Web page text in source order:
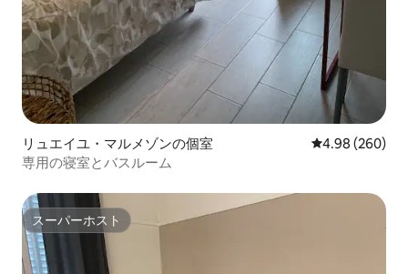
リュエイユ・マルメゾンの個室 レビュー260
4.98 (260)
専用の寝室とバスルーム
スーパーホスト
スーパーホスト